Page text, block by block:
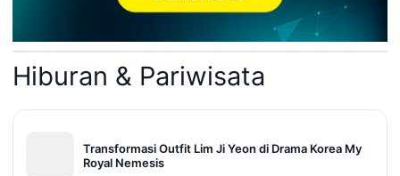
Hiburan & Pariwisata
Transformasi Outfit Lim Ji Yeon di Drama Korea My
Royal Nemesis